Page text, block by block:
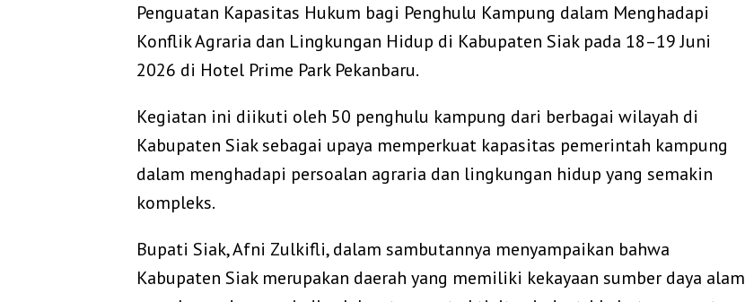
Penguatan Kapasitas Hukum bagi Penghulu Kampung dalam Menghadapi
Konflik Agraria dan Lingkungan Hidup di Kabupaten Siak pada 18–19 Juni
2026 di Hotel Prime Park Pekanbaru.
Kegiatan ini diikuti oleh 50 penghulu kampung dari berbagai wilayah di
Kabupaten Siak sebagai upaya memperkuat kapasitas pemerintah kampung
dalam menghadapi persoalan agraria dan lingkungan hidup yang semakin
kompleks.
Bupati Siak, Afni Zulkifli, dalam sambutannya menyampaikan bahwa
Kabupaten Siak merupakan daerah yang memiliki kekayaan sumber daya alam